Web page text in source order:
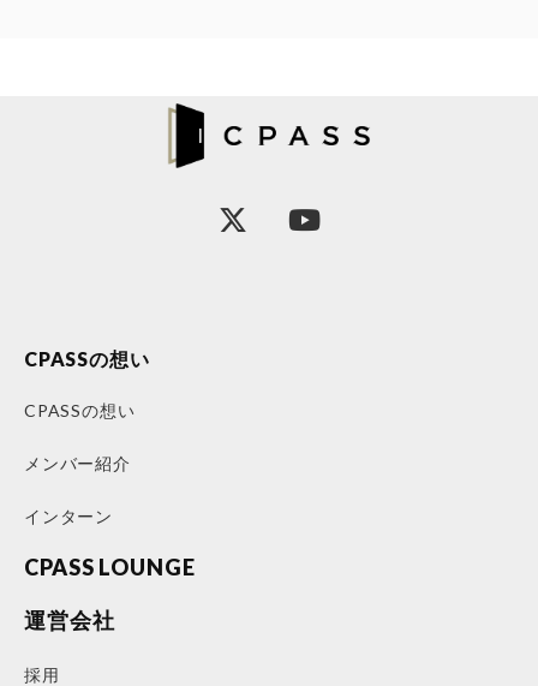
CPASSの想い
CPASSの想い
メンバー紹介
インターン
CPASS LOUNGE
運営会社
採用